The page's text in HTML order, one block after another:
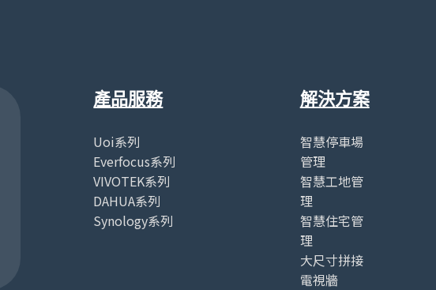
產品服務
Uoi系列
Everfocus系列
VIVOTEK系列
DAHUA系列
Synology系列
解決方案
智慧停車場
管理
智慧工地管
理
智慧住宅管
理
大尺寸拼接
電視牆